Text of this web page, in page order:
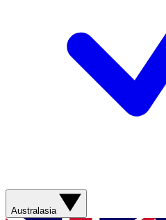
Australasia